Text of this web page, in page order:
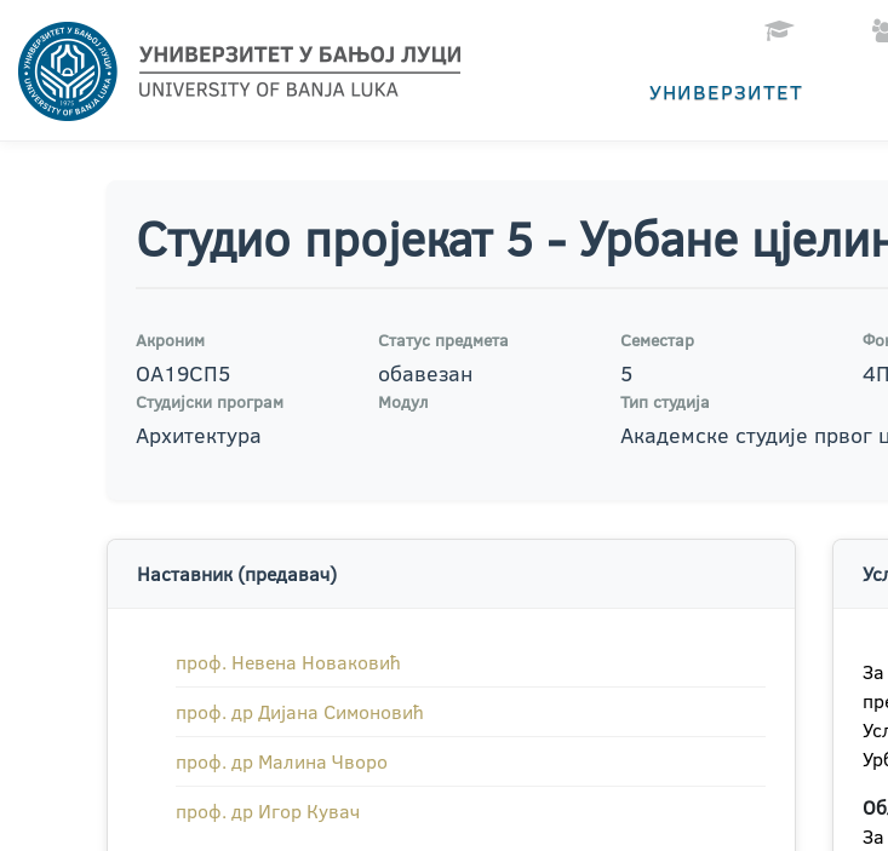
УНИВЕРЗИТЕТ
Студио пројекат 5 - Урбане
Акроним
ОА19СП5
Статус предмета
обавезан
Семестар
5
Студијски програм
Архитектура
Модул Тип студија
Академске студије првог
Наставник (предавач)
проф. Невена Новаковић
проф. др Дијана Симоновић
проф. др Малина Чворо
проф. др Игор Кувач